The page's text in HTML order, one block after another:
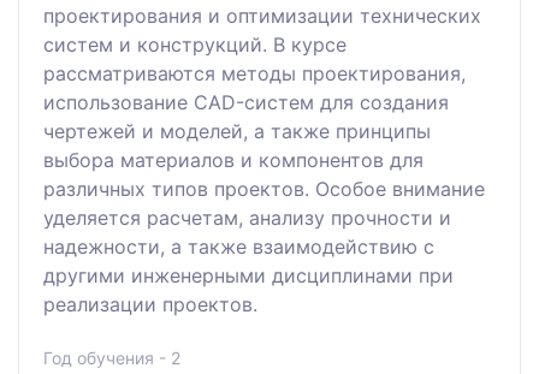
проектирования и оптимизации технических
систем и конструкций. В курсе
рассматриваются методы проектирования,
использование CAD-систем для создания
чертежей и моделей, а также принципы
выбора материалов и компонентов для
различных типов проектов. Особое внимание
уделяется расчетам, анализу прочности и
надежности, а также взаимодействию с
другими инженерными дисциплинами при
реализации проектов.
Год обучения - 2